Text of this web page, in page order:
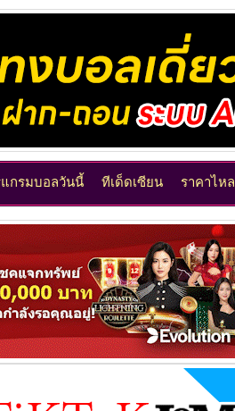
กรมบอลวันนี้ ทีเด็ดเซียน ราคาไหล